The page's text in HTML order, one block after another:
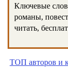
Ключевые
романы,
читать,
ТОП авторов и